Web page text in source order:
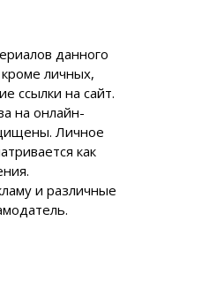
данного
личных,
ссылки на сайт.
на онлайн-
Личное
как
и различные